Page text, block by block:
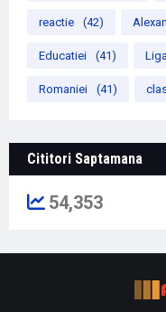
reactie (42)
Educatiei (41)
Romaniei (41)
Cititori Saptamana
54,353